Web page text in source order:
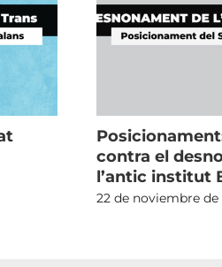
contra el
l’antic institut
22 de noviembre de